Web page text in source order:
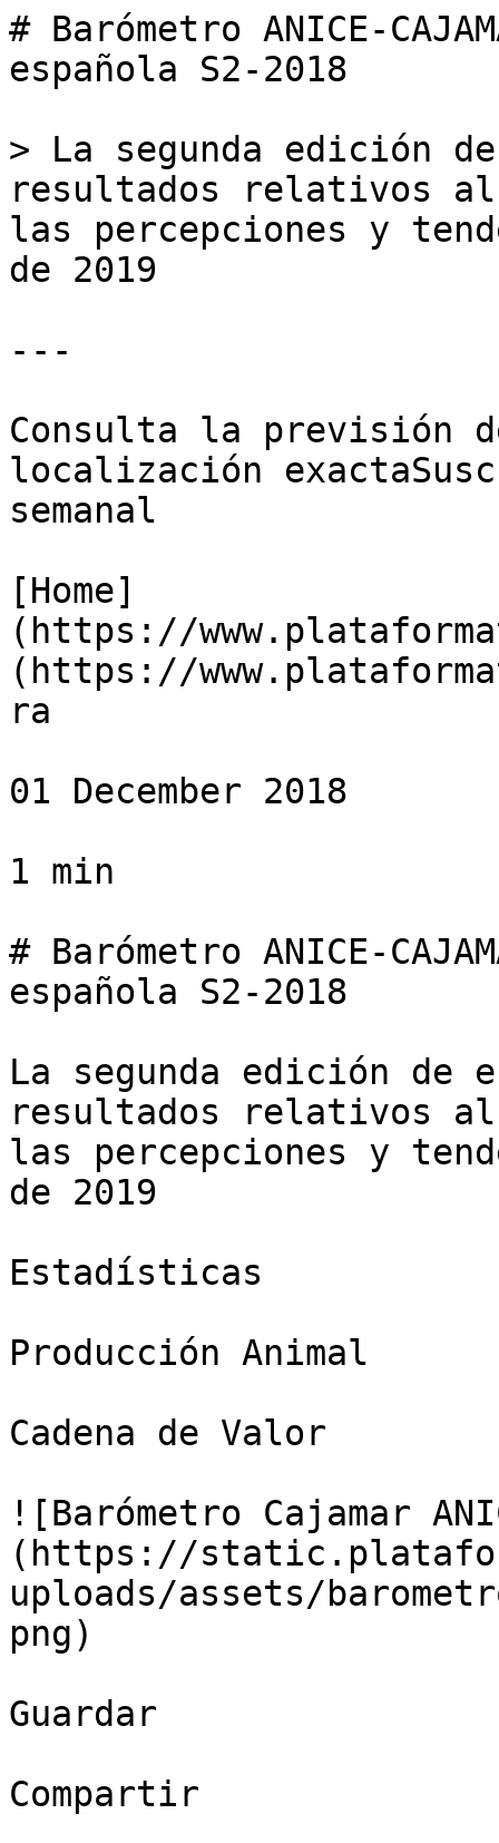
# Barómetro ANICE-
española S2-2018
> La segunda edición
resultados relativos al
las percepciones y
de 2019
---
Consulta la previsión
localización
semanal
[Home]
(https://
(https://
ra
01 December 2018
1 min
# Barómetro ANICE-
española S2-2018
La segunda edición
resultados relativos al
las percepciones y
de 2019
Estadísticas
Producción Animal
Cadena de Valor
![Barómetro Cajamar
(https://
uploads/assets/
png)
Guardar
Compartir